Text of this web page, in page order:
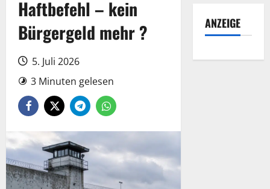
Haftbefehl – kein
Bürgergeld mehr ?
5. Juli 2026
3 Minuten gelesen
ANZEIGE